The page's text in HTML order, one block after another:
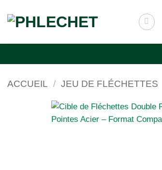
au
ACCUEIL / JEU DE FLÉCHETTES